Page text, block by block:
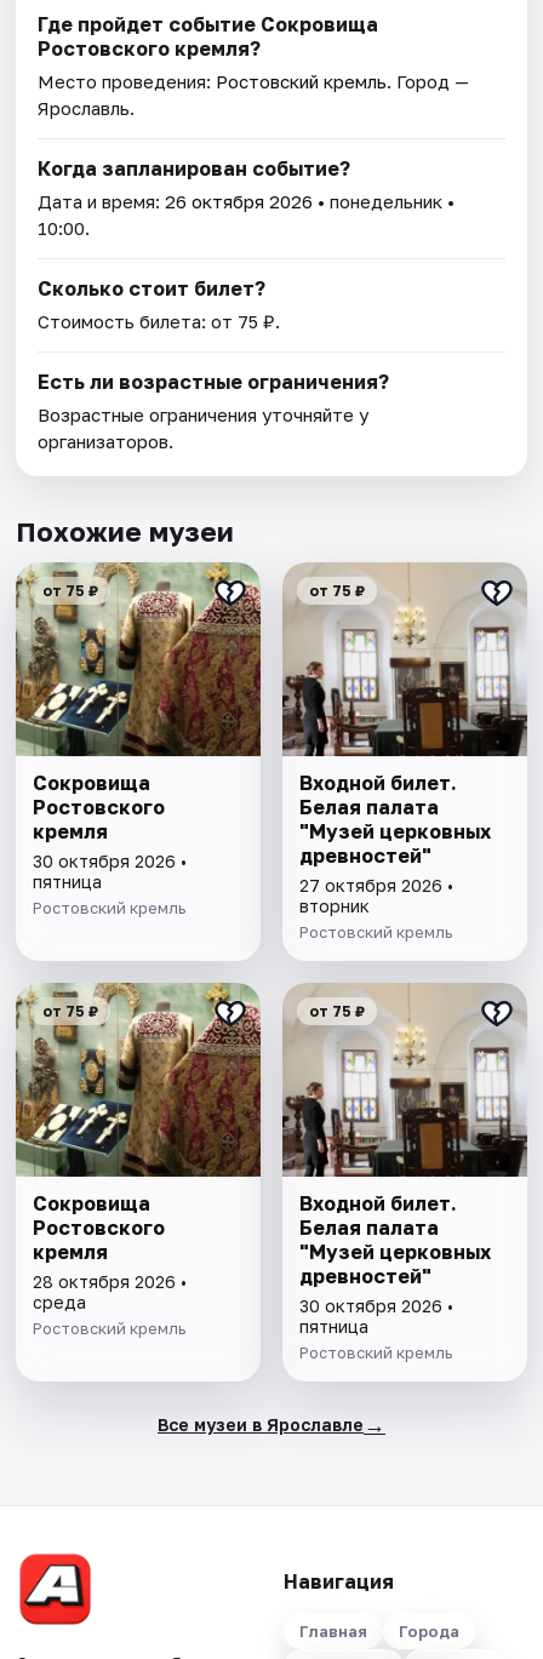
Где пройдет событие Сокровища
Ростовского кремля?
Место проведения: Ростовский кремль. Город —
Ярославль.
Когда запланирован событие?
Дата и время:26 октября 2026 • понедельник •
10:00.
Сколько стоит билет?
Стоимость билета: от 75 ₽.
Есть ли возрастные ограничения?
Возрастные ограничения уточняйте у
организаторов.
Похожие музеи
от 75 ₽
Сокровища
Ростовского
кремля
30 октября 2026 •
пятница
Ростовский кремль
от 75 ₽
Входной билет.
Белая палата
"Музей церковных
древностей"
27 октября 2026 •
вторник
Ростовский кремль
от 75 ₽
Сокровища
Ростовского
кремля
28 октября 2026 •
среда
Ростовский кремль
от 75 ₽
Входной билет.
Белая палата
"Музей церковных
древностей"
30 октября 2026 •
пятница
Ростовский кремль
Все музеи в Ярославле →
Навигация
Главная
Города